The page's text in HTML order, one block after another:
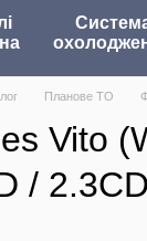
Планове ТО
Vito
/